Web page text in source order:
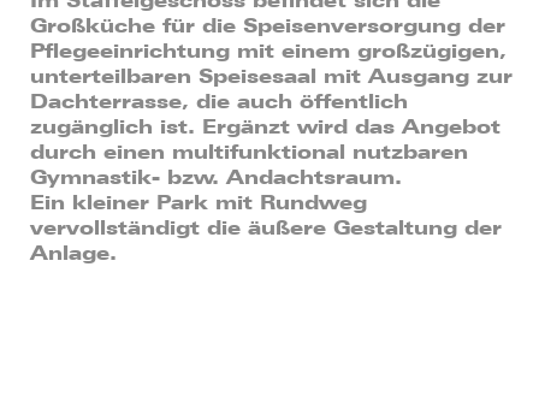
Großküche für die Speisenversorgung der
Pflegeeinrichtung mit einem großzügigen,
unterteilbaren Speisesaal mit Ausgang zur
Dachterrasse, die auch öffentlich
zugänglich ist. Ergänzt wird das Angebot
durch einen multifunktional nutzbaren
Gymnastik- bzw. Andachtsraum.
Ein kleiner Park mit Rundweg
vervollständigt die äußere Gestaltung der
Anlage.